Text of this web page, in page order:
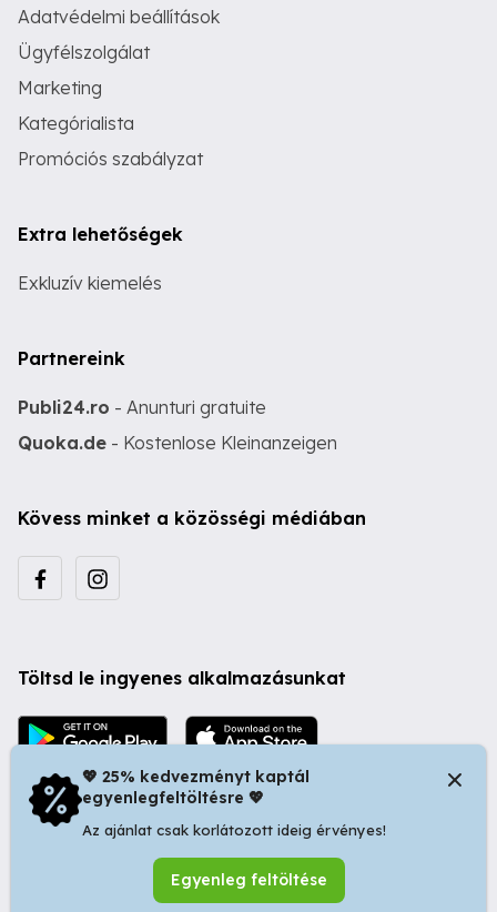
Adatvédelmi beállítások
Ügyfélszolgálat
Marketing
Kategórialista
Promóciós szabályzat
Extra lehetőségek
Exkluzív kiemelés
Partnereink
Publi24.ro - Anunturi gratuite
Quoka.de - Kostenlose Kleinanzeigen
Kövess minket a közösségi médiában
Töltsd le ingyenes alkalmazásunkat
© 2026 Startapró S.R.L. | Bulevardul Dacia nr 34, Oradea
410346, Romania | Tax ID: RO44483373 -
Ingyenes
💖 25% kedvezményt kaptál
egyenlegfeltöltésre 💖
Az ajánlat csak korlátozott ideig érvényes!
Egyenleg feltöltése